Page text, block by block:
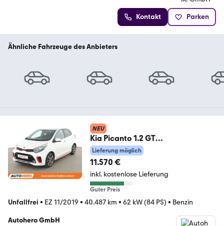
Kontakt Parken
Ähnliche Fahrzeuge des Anbieters
NEU
Kia Picanto 1.2 GT
Line*CAM*SHZ*KLIMA*BLUETOO
TH*
Lieferung möglich
11.570 €
inkl. kostenlose Lieferung
Guter Preis
Unfallfrei • EZ 11/2019 • 40.487 km • 62 kW (84 PS) • Benzin
Autohero GmbH